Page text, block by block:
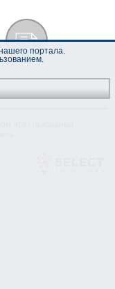
портала.